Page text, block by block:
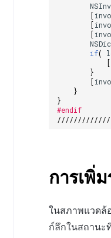
[
[
[
if(
[
}
[
}
}
#endif
การเพิ่
ในสภาพแวดล้
ก์ลึกในสถานะ